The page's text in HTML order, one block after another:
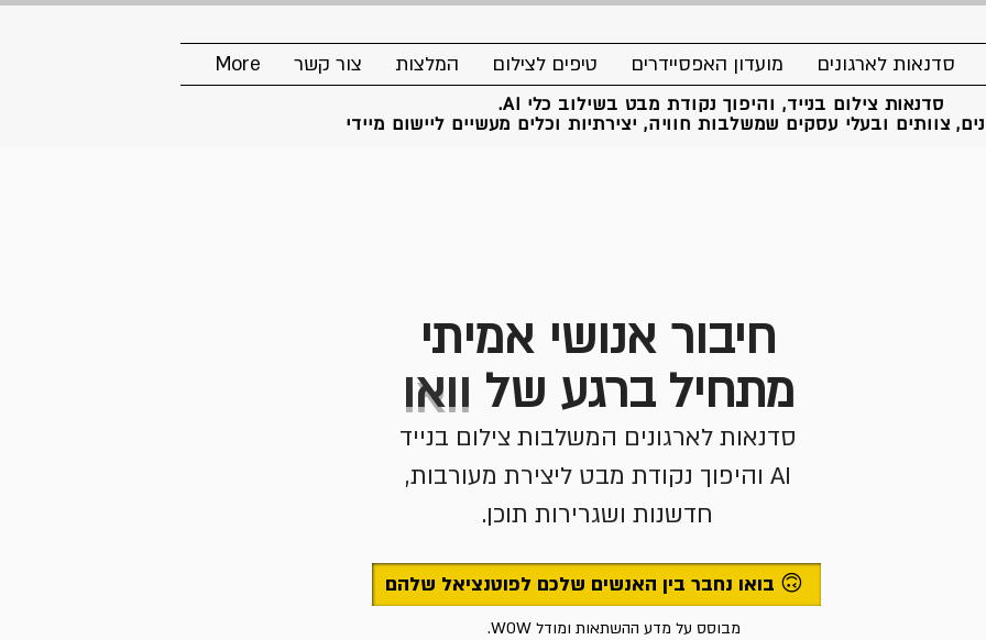
סדנאות לארגונים מועדון האפסיידרים טיפים לצילום המלצות צור קשר More
סדנאות צילום בנייד, והיפוך נקודת מבט בשילוב כלי AI.
צוותים ובעלי עסקים שמשלבות חוויה, יצירתיות וכלים מעשיים ליישום מיידי
חיבור אנושי אמיתי
מתחיל ברגע של וואו
סדנאות לארגונים המשלבות צילום בנייד
AI והיפוך נקודת מבט ליצירת מעורבות,
חדשנות ושגרירות תוכן.
בואו נחבר בין האנשים שלכם לפוטנציאל שלהם 🙃
מבוסס על מדע ההשתאות ומודל WOW.